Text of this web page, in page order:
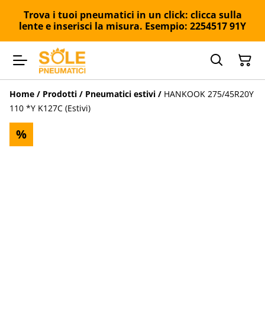
Trova i tuoi pneumatici in un click: clicca sulla
lente e inserisci la misura. Esempio: 2254517 91Y
Home / Prodotti / Pneumatici estivi / HANKOOK 275/45R20Y
110 *Y K127C (Estivi)
%